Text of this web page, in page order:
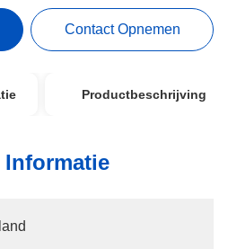
Contact Opnemen
Productbeschrijving
Informatie